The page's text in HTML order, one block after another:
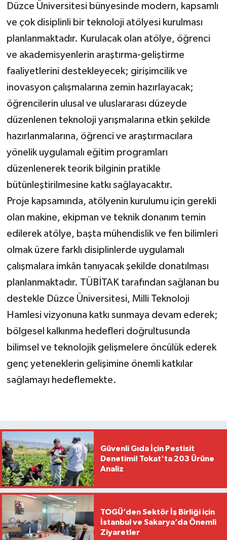
Düzce Üniversitesi bünyesinde modern, kapsamlı
ve çok disiplinli bir teknoloji atölyesi kurulması
planlanmaktadır. Kurulacak olan atölye, öğrenci
ve akademisyenlerin araştırma-geliştirme
faaliyetlerini destekleyecek; girişimcilik ve
inovasyon çalışmalarına zemin hazırlayacak;
öğrencilerin ulusal ve uluslararası düzeyde
düzenlenen teknoloji yarışmalarına etkin şekilde
hazırlanmalarına, öğrenci ve araştırmacılara
yönelik uygulamalı eğitim programları
düzenlenerek teorik bilginin pratikle
bütünleştirilmesine katkı sağlayacaktır.
Proje kapsamında, atölyenin kurulumu için gerekli
olan makine, ekipman ve teknik donanım temin
edilerek atölye, başta mühendislik ve fen bilimleri
olmak üzere farklı disiplinlerde uygulamalı
çalışmalara imkân tanıyacak şekilde donatılması
planlanmaktadır. TÜBİTAK tarafından sağlanan bu
destekle Düzce Üniversitesi, Milli Teknoloji
Hamlesi vizyonuna katkı sunmaya devam ederek;
bölgesel kalkınma hedefleri doğrultusunda
bilimsel ve teknolojik gelişmelere öncülük ederek
genç yeteneklerin gelişimine önemli katkılar
sağlamayı hedeflemekte.
Güvenli Gıda İçin Pestisit
Denetimi! Tokat'ta 203 Ürüne
Analiz
TOGÜ’den Sektör İş Birliği için
İstanbul ve Sakarya’da Önemli
Ziyaretler